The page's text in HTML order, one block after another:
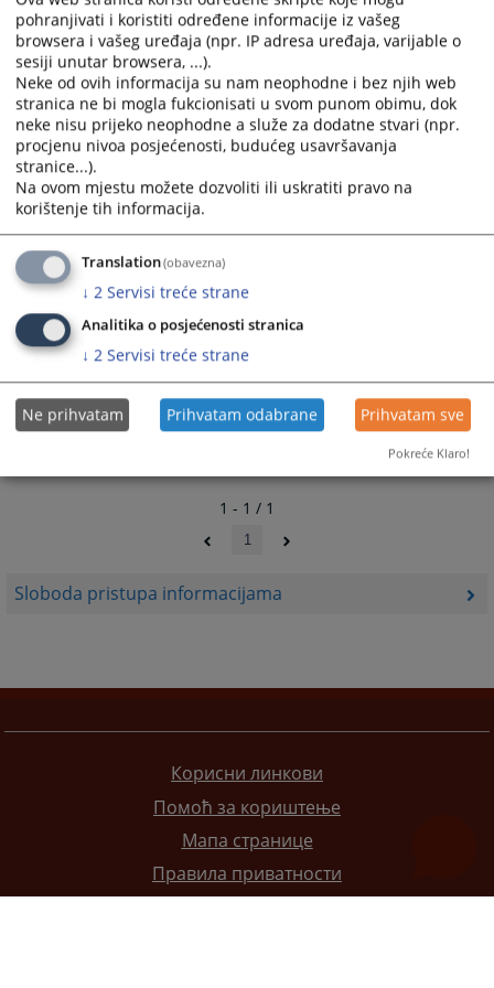
Sloboda pristupa informacijama
calendar
and
select
a
date.
Press
the
question
mark
key
get
the
keyboard
shortcuts
for
changing
dates.
calendar
and
select
a
date.
Press
question
mark
key
to
get
keyboard
shortcuts
for
changing
dates.
1 - 1 / 1
1
Корисни линкови
Помоћ за кориштење
Мапа странице
Правила приватности
pohranjivati i koristiti određene informacije iz vašeg
browsera i vašeg uređaja (npr. IP adresa uređaja, varijable o
sesiji unutar browsera, ...).
Neke od ovih informacija su nam neophodne i bez njih web
stranica ne bi mogla fukcionisati u svom punom obimu, dok
neke nisu prijeko neophodne a služe za dodatne stvari (npr.
procjenu nivoa posjećenosti, budućeg usavršavanja
stranice...).
Na ovom mjestu možete dozvoliti ili uskratiti pravo na
korištenje tih informacija.
Translation(obavezna)
↓ 2 Servisi treće strane
Analitika o posjećenosti stranica
↓ 2 Servisi treće strane
Ne prihvatam Prihvatam odabrane Prihvatam sve
Pokreće Klaro!